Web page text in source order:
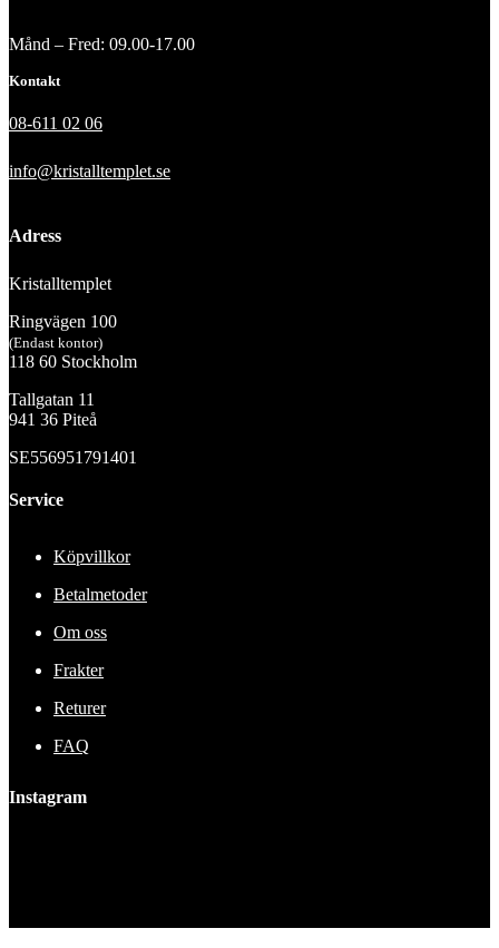
Månd – Fred: 09.00-17.00
Kontakt
08-611 02 06
info@kristalltemplet.se
Adress
Kristalltemplet
Ringvägen 100
(Endast kontor)
118 60 Stockholm
Tallgatan 11
941 36 Piteå
SE556951791401
Service
Köpvillkor
Betalmetoder
Om oss
Frakter
Returer
FAQ
Instagram